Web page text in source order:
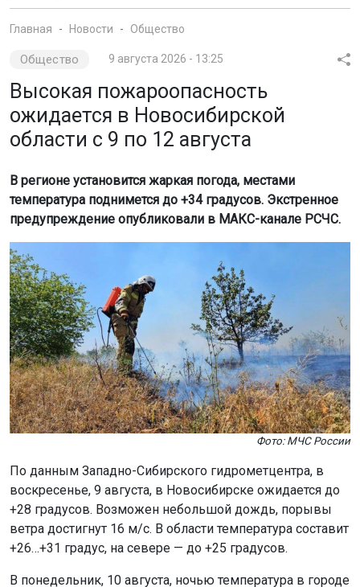
Главная Новости Общество
Общество 9 августа 2026 - 13:25
Высокая пожароопасность
ожидается в Новосибирской
области с 9 по 12 августа
В регионе установится жаркая погода, местами
температура поднимется до +34 градусов. Экстренное
предупреждение опубликовали в МАКС-канале РСЧС.
Фото: МЧС России
По данным Западно-Сибирского гидрометцентра, в
воскресенье, 9 августа, в Новосибирске ожидается до
+28 градусов. Возможен небольшой дождь, порывы
ветра достигнут 16 м/с. В области температура составит
+26…+31 градус, на севере — до +25 градусов.
В понедельник, 10 августа, ночью температура в городе